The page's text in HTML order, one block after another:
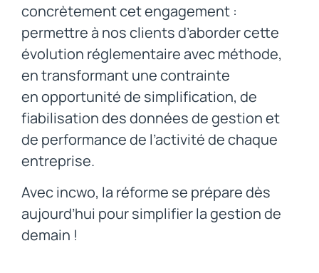
concrètement cet engagement :
permettre à nos clients d’aborder cette
évolution réglementaire avec méthode,
en transformant une contrainte
en opportunité de simplification, de
fiabilisation des données de gestion et
de performance de l’activité de chaque
entreprise.
Avec incwo, la réforme se prépare dès
aujourd’hui pour simplifier la gestion de
demain !